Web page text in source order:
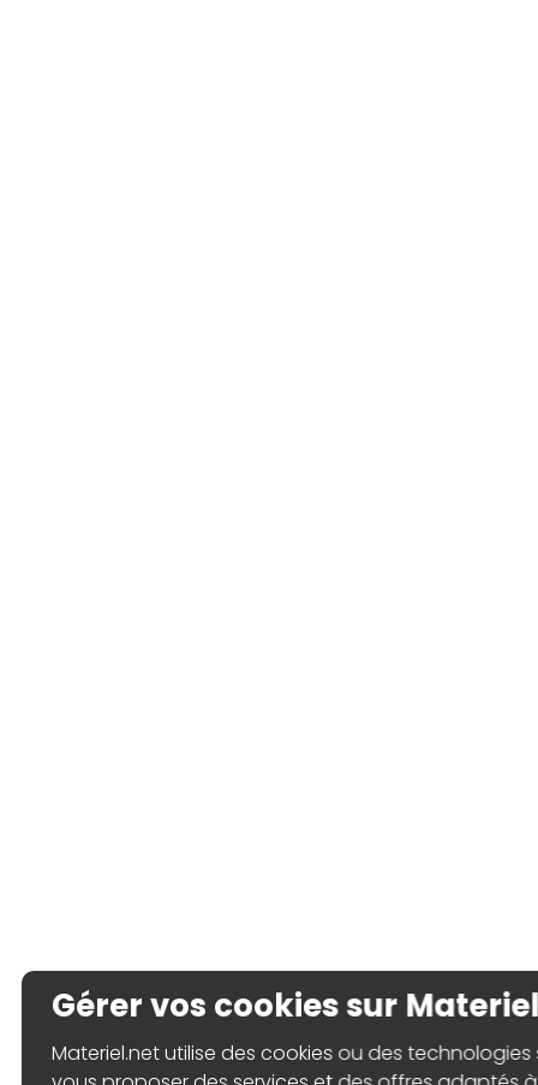
Gérer vos cookies sur
Materiel.net utilise des cookies ou des technologies